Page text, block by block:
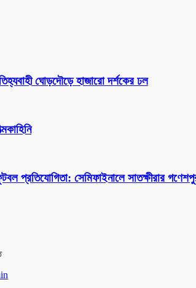
ঘোড়দৌড়ে হাজারো দর্শকের ঢল
প্রতিযোগিতা: সেমিফাইনালে সাতক্ষীরার